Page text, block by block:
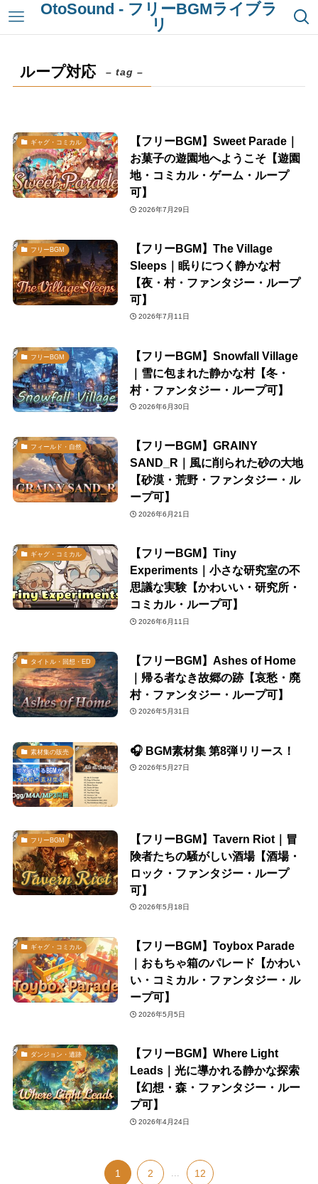
OtoSound - フリーBGMライブラ
リ
ループ対応 – tag –
ギャグ・コミカル
【フリーBGM】Sweet Parade｜
お菓子の遊園地へようこそ【遊園
地・コミカル・ゲーム・ループ
可】
2026年7月29日
フリーBGM
【フリーBGM】The Village
Sleeps｜眠りにつく静かな村
【夜・村・ファンタジー・ループ
可】
2026年7月11日
フリーBGM
【フリーBGM】Snowfall Village
｜雪に包まれた静かな村【冬・
村・ファンタジー・ループ可】
2026年6月30日
フィールド・自然
【フリーBGM】GRAINY
SAND_R｜風に削られた砂の大地
【砂漠・荒野・ファンタジー・ル
ープ可】
2026年6月21日
ギャグ・コミカル
【フリーBGM】Tiny
Experiments｜小さな研究室の不
思議な実験【かわいい・研究所・
コミカル・ループ可】
2026年6月11日
タイトル・回想・ED
【フリーBGM】Ashes of Home
｜帰る者なき故郷の跡【哀愁・廃
村・ファンタジー・ループ可】
2026年5月31日
素材集の販売 🎧 BGM素材集 第8弾リリース！
2026年5月27日
フリーBGM
【フリーBGM】Tavern Riot｜冒
険者たちの騒がしい酒場【酒場・
ロック・ファンタジー・ループ
可】
2026年5月18日
ギャグ・コミカル
【フリーBGM】Toybox Parade
｜おもちゃ箱のパレード【かわい
い・コミカル・ファンタジー・ル
ープ可】
2026年5月5日
ダンジョン・遺跡
【フリーBGM】Where Light
Leads｜光に導かれる静かな探索
【幻想・森・ファンタジー・ルー
プ可】
2026年4月24日
1 2 12